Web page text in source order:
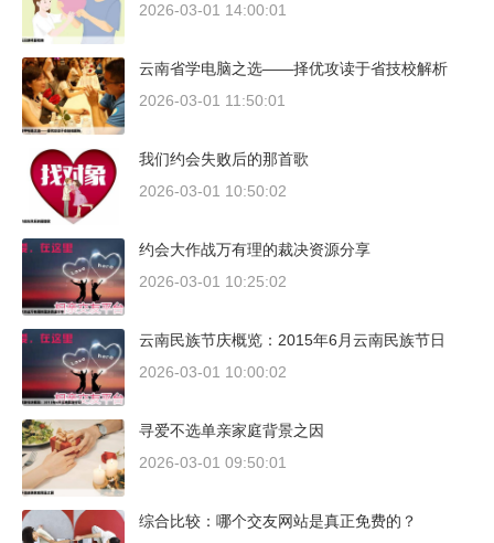
2026-03-01 14:00:01
云南省学电脑之选——择优攻读于省技校解析
2026-03-01 11:50:01
我们约会失败后的那首歌
2026-03-01 10:50:02
约会大作战万有理的裁决资源分享
2026-03-01 10:25:02
云南民族节庆概览：2015年6月云南民族节日
2026-03-01 10:00:02
寻爱不选单亲家庭背景之因
2026-03-01 09:50:01
综合比较：哪个交友网站是真正免费的？